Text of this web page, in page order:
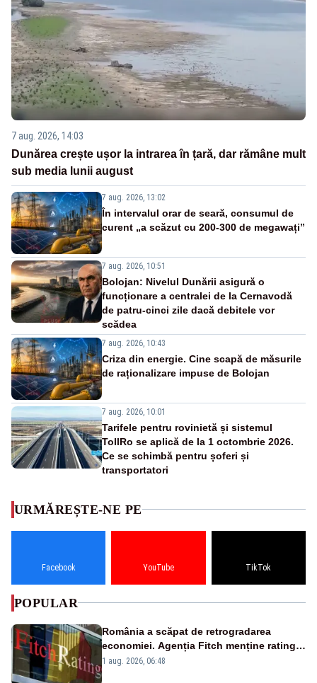
7 aug. 2026, 14:03
Dunărea crește ușor la intrarea în țară, dar rămâne mult
sub media lunii august
7 aug. 2026, 13:02
În intervalul orar de seară, consumul de
curent „a scăzut cu 200-300 de megawați”
7 aug. 2026, 10:51
Bolojan: Nivelul Dunării asigură o
funcționare a centralei de la Cernavodă
de patru-cinci zile dacă debitele vor
scădea
7 aug. 2026, 10:43
Criza din energie. Cine scapă de măsurile
de raționalizare impuse de Bolojan
7 aug. 2026, 10:01
Tarifele pentru rovinietă și sistemul
TollRo se aplică de la 1 octombrie 2026.
Ce se schimbă pentru șoferi și
transportatori
URMĂREȘTE-NE PE
Facebook YouTube TikTok
POPULAR
România a scăpat de retrogradarea
economiei. Agenția Fitch menține ratingul
„BBB-” cu perspectivă negativă
1 aug. 2026, 06:48